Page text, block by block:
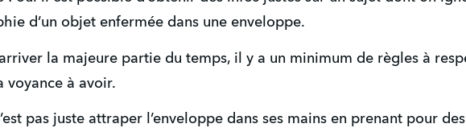
d’un objet enfermée dans une enveloppe.
la majeure partie du temps, il y a un minimum de règles à
voyance à avoir.
pas juste attraper l’enveloppe dans ses mains en prenant pour